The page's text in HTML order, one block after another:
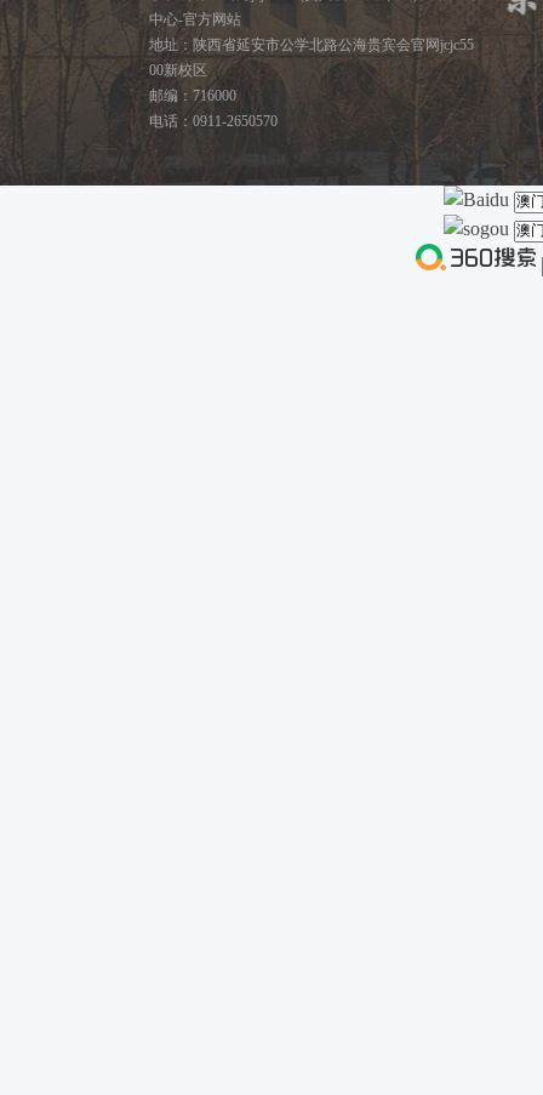
中心-官方网站
地址：陕西省延安市公学北路公海贵宾会官网jcjc55
00新校区
邮编：716000
电话：0911-2650570